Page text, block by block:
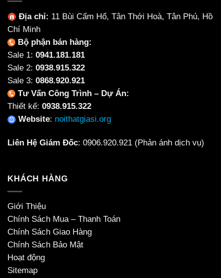
Địa chỉ: 11 Bùi Cẩm Hổ, Tân Thới Hoà, Tân Phú, Hồ
Chí Minh
Bộ phận bán hàng:
Sale 1: 0941.181.181
Sale 2: 0938.915.322
Sale 3: 0868.920.921
Tư Vấn Công Trình – Dự Án:
Thiết kế: 0938.915.322
Website: noithatgiasi.org
Liên Hệ Giám Đốc: 0906.920.921 (Phản ánh dịch vụ)
KHÁCH HÀNG
Giới Thiệu
Chính Sách Mua – Thanh Toán
Chính Sách Giao Hàng
Chính Sách Bảo Mật
Hoạt động
Sitemap